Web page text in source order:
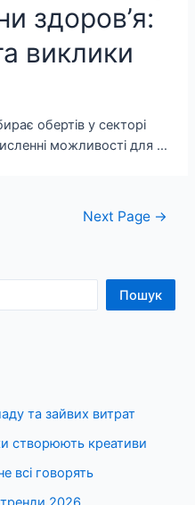
здоров’я:
виклики
обертів у секторі
можливості для …
Next Page →
Пошук
та зайвих витрат
створюють креативи
всі говорять